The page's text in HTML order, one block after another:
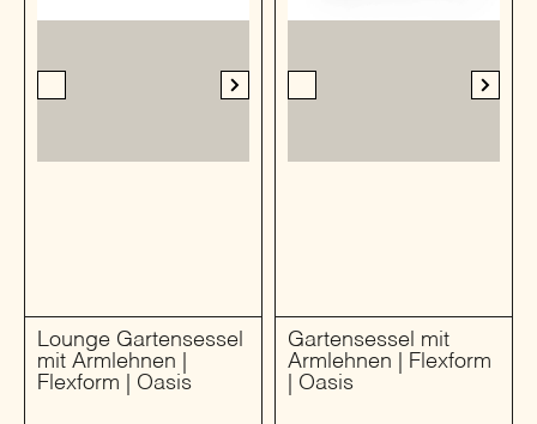
Lounge Gartensessel
mit Armlehnen |
Flexform | Oasis
Gartensessel mit
Armlehnen | Flexform
| Oasis